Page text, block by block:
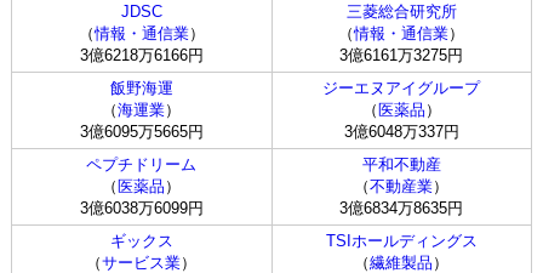
JDSC
（情報・通信業）
3億6218万6166円
三菱総合研究所
（情報・通信業）
3億6161万3275円
飯野海運
（海運業）
3億6095万5665円
ジーエヌアイグループ
（ 医薬品 ）
3億6048万337円
ペプチドリーム
（ 医薬品 ）
3億6038万6099円
平和不動産
（不動産業）
3億6834万8635円
ギックス
（サービス業）
TSIホールディングス
（繊維製品 ）